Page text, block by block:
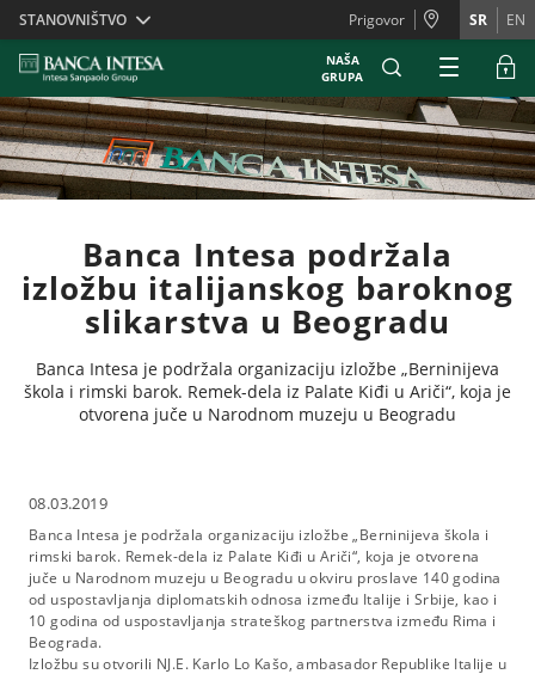
Skiplinks
STANOVNIŠTVO Prigovor SR EN
NAŠA
GRUPA
Banca Intesa podržala
izložbu italijanskog baroknog
slikarstva u Beogradu
Banca Intesa je podržala organizaciju izložbe „Berninijeva
škola i rimski barok. Remek-dela iz Palate Kiđi u Ariči“, koja je
otvorena juče u Narodnom muzeju u Beogradu
08.03.2019
Banca Intesa je podržala organizaciju izložbe „Berninijeva škola i
rimski barok. Remek-dela iz Palate Kiđi u Ariči“, koja je otvorena
juče u Narodnom muzeju u Beogradu u okviru proslave 140 godina
od uspostavljanja diplomatskih odnosa između Italije i Srbije, kao i
10 godina od uspostavljanja strateškog partnerstva između Rima i
Beograda.
Izložbu su otvorili NJ.E. Karlo Lo Kašo, ambasador Republike Italije u